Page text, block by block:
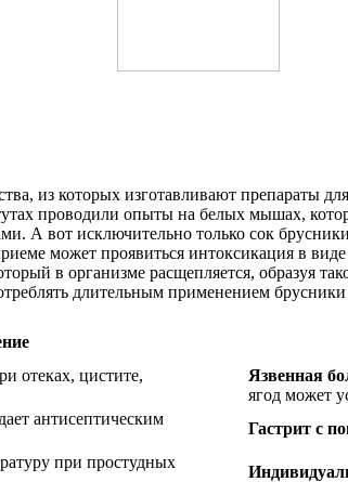
из которых изготавливают препараты
проводили опыты на белых мышах,
А вот исключительно только сок
может проявиться интоксикация в
в организме расщепляется, образуя
длительным применением
отеках, цистите,
Язвенная
ягод может
антисептическим
Гастрит с
при простудных